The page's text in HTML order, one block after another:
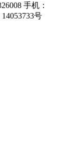
手机：
号